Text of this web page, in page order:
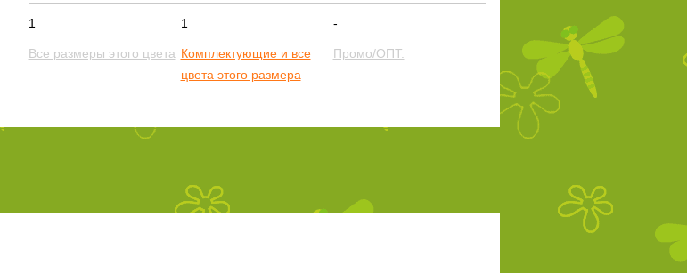
1 1 -
Все размеры этого цвета Комплектующие и все
цвета этого размера
Промо/ОПТ.